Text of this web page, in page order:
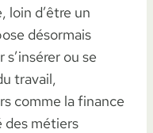
loin d’être un
désormais
ou se
travail,
comme la finance
des métiers